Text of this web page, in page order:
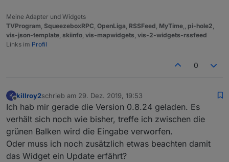
Meine Adapter und Widgets
TVProgram, SqueezeboxRPC, OpenLiga, RSSFeed, MyTime,, pi-hole2,
vis-json-template, skiinfo, vis-mapwidgets, vis-2-widgets-rssfeed
Links im Profil
0
K
Offline
killroy2schrieb am 29. Dez. 2019, 19:53
zuletzt editiert von
Ich hab mir gerade die Version 0.8.24 geladen. Es
verhält sich noch wie bisher, treffe ich zwischen die
grünen Balken wird die Eingabe verworfen.
Oder muss ich noch zusätzlich etwas beachten damit
das Widget ein Update erfährt?